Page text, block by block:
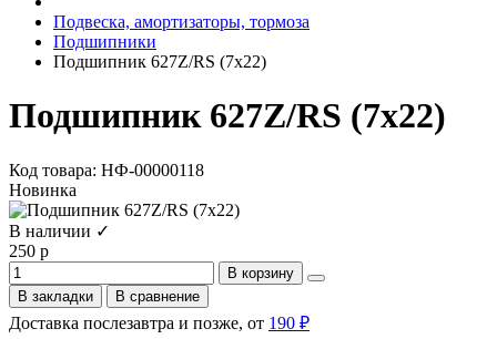
Подвеска, амортизаторы, тормоза
Подшипники
Подшипник 627Z/RS (7х22)
Подшипник 627Z/RS (7х22)
Код товара: НФ-00000118
Новинка
В наличии ✓
250 р
В корзину
В закладки
В сравнение
Доставка послезавтра и позже, от 190 ₽